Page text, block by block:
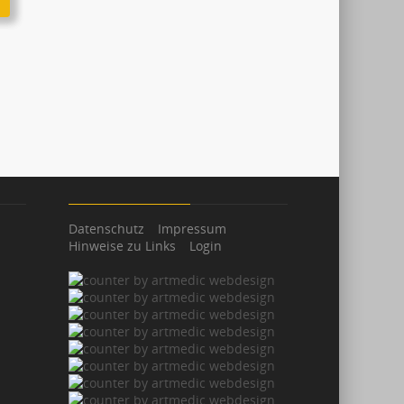
Datenschutz
Impressum
Hinweise zu Links
Login